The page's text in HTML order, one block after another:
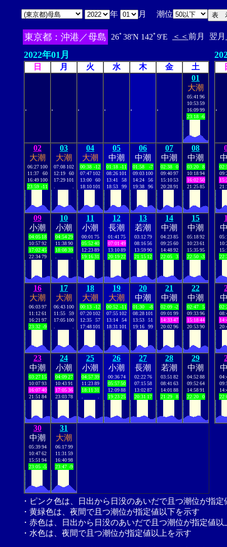
年 月 潮位
東京都：沖港／母島 26ﾟ38'N 142ﾟ9'E ＜＜ 前月 翌月
2022年01月
日 月 火 水 木 金 土
. . . . . .
01
大潮
05:41 96
10:53 59
16:09 99
23:18 -6
02
大潮
06:27 100
11:37
60
16:49 100
23:59 -11
03
大潮
07:08 102
12:19
60
17:29 101
04
大潮
00:38 -12
07:47 102
13:00
60
18:10 101
05
中潮
01:18 -11
08:26 101
13:41
58
18:53
99
06
中潮
01:58
-7
09:03 100
14:24
56
19:38
96
07
中潮
02:38
0
09:40 97
15:10 53
20:28 91
08
中潮
03:20
8
10:18 94
16:02 50
21:25 85
09
小潮
04:05 18
10:57 92
17:02 45
22:34 79
10
小潮
04:54 29
11:38 90
18:08 39
11
小潮
00:01 75
05:52 40
12:23 89
19:16 31
12
長潮
01:41 75
07:01 49
13:10 89
20:19 22
13
若潮
03:12 79
08:16 56
13:59 90
21:15 12
14
中潮
04:23 85
09:25 60
14:48 92
22:05
3
15
中潮
05:18 92
10:23 61
15:35 95
22:50 -3
16
大潮
06:03 97
11:12 61
16:21 97
23:32 -9
17
大潮
06:43 100
11:55
59
17:05 100
18
大潮
00:13 -12
07:20 102
12:35
57
17:48 101
19
大潮
00:52 -11
07:55 102
13:14
54
18:31 101
20
中潮
01:30
-8
08:28 101
13:53
51
19:16
99
21
中潮
02:09 -2
09:01 99
14:33 47
20:02 96
22
中潮
02:47
5
09:33 96
15:18 44
20:53 90
23
中潮
03:27 15
10:07 93
16:07 40
21:51 84
24
小潮
04:09 27
10:43 91
17:05 36
23:03 78
25
小潮
04:57 39
11:23 89
18:11 31
26
小潮
00:36 74
05:57 50
12:09 88
19:23 25
27
長潮
02:22 76
07:15 58
13:02 87
20:31 17
28
若潮
03:51 82
08:41 63
14:01 88
21:29
8
29
中潮
04:52 88
09:52 64
14:58 91
22:20
0
30
中潮
05:39 94
10:47 62
15:51 94
23:05 -5
31
大潮
06:17 99
11:31 59
16:40 98
23:47 -9
.
・ピンク色は、日出から日没のあいだで且つ潮位が指
・黄緑色は、夜間で且つ潮位が指定値以下を示す
・赤色は、日出から日没のあいだで且つ潮位が指定値以
・水色は、夜間で且つ潮位が指定値以上を示す